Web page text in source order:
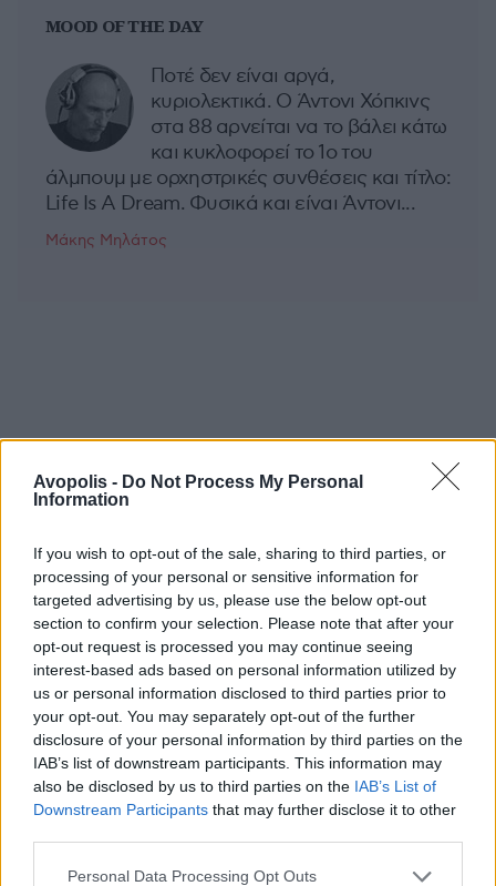
Avopolis - Do Not Process My Personal
Information
If you wish to opt-out of the sale, sharing to third parties, or
processing of your personal or sensitive information for
targeted advertising by us, please use the below opt-out
section to confirm your selection. Please note that after your
opt-out request is processed you may continue seeing
interest-based ads based on personal information utilized by
us or personal information disclosed to third parties prior to
your opt-out. You may separately opt-out of the further
disclosure of your personal information by third parties on the
IAB’s list of downstream participants. This information may
also be disclosed by us to third parties on the IAB’s List of
Downstream Participants that may further disclose it to other
Personal Data Processing Opt Outs
MOOD OF THE DAY
Ποτέ δεν είναι αργά,
κυριολεκτικά. Ο Άντονι Χόπκινς
στα 88 αρνείται να το βάλει κάτω
και κυκλοφορεί το 1ο του
άλμπουμ με ορχηστρικές συνθέσεις και τίτλο:
Life Is A Dream. Φυσικά και είναι Άντονι...
Μάκης Μηλάτος